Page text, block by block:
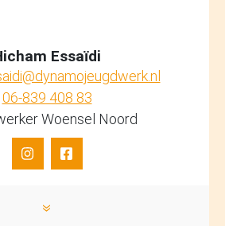
Essaïdi
06-839 408 83
Woensel Noord
»